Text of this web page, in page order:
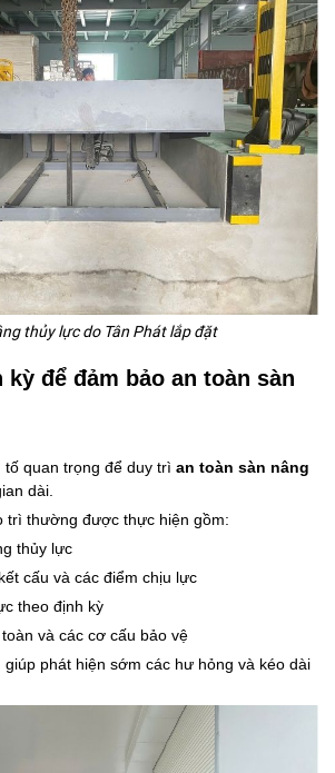
thủy lực do Tân Phát lắp đặt
để đảm bảo an toàn sàn
tố quan trọng để duy trì an toàn sàn nâng
dài.
trì thường được thực hiện gồm:
thủy lực
cấu và các điểm chịu lực
theo định kỳ
và các cơ cấu bảo vệ
phát hiện sớm các hư hỏng và kéo dài